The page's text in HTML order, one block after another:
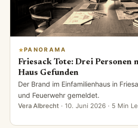
PANORAMA
Friesack Tote: Drei Personen
Haus Gefunden
Der Brand im Einfamilienhaus in
und Feuerwehr gemeldet.
Vera Albrecht · 10. Juni 2026 · 5 Min